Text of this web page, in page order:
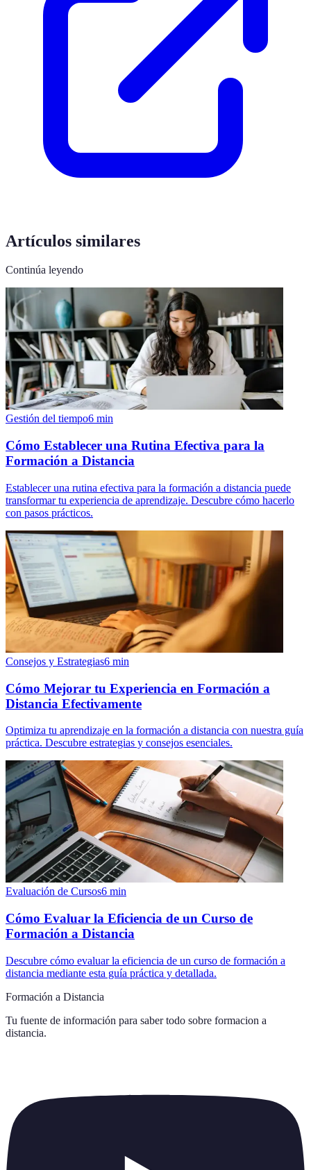
Artículos similares
Continúa leyendo
Gestión del tiempo6 min
Cómo Establecer una Rutina Efectiva para la
Formación a Distancia
Establecer una rutina efectiva para la formación a distancia puede
transformar tu experiencia de aprendizaje. Descubre cómo hacerlo
con pasos prácticos.
Consejos y Estrategias6 min
Cómo Mejorar tu Experiencia en Formación a
Distancia Efectivamente
Optimiza tu aprendizaje en la formación a distancia con nuestra guía
práctica. Descubre estrategias y consejos esenciales.
Evaluación de Cursos6 min
Cómo Evaluar la Eficiencia de un Curso de
Formación a Distancia
Descubre cómo evaluar la eficiencia de un curso de formación a
distancia mediante esta guía práctica y detallada.
Formación a Distancia
Tu fuente de información para saber todo sobre formacion a
distancia.